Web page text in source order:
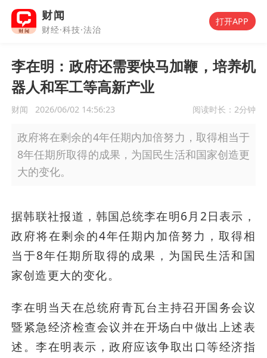
财闻
财经·科技·法治
打开APP
李在明：政府还需要快马加鞭，培养机
器人和军工等高新产业
财闻 2026/06/02 14:56:23 阅读时长： 2分钟
政府将在剩余的4年任期内加倍努力，取得相当于
8年任期所取得的成果，为国民生活和国家创造更
大的变化。
据韩联社报道，韩国总统李在明6月2日表示，
政府将在剩余的4年任期内加倍努力，取得相
当于8年任期所取得的成果，为国民生活和国
家创造更大的变化。
李在明当天在总统府青瓦台主持召开国务会议
暨紧急经济检查会议并在开场白中做出上述表
述。李在明表示，政府应该争取出口等经济指